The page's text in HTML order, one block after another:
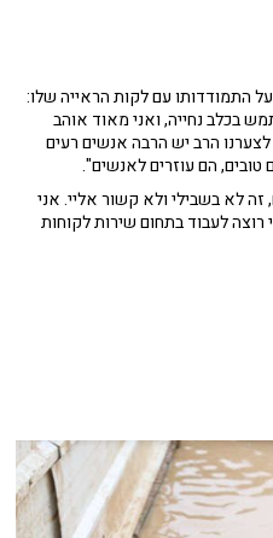
המאזינה שיתף את אבי כץ ב-103fm על התמודדותו עם לקות הראייה שלו:
בכלב נחייה, ואני מאוד אוהב
הרב יש הרבה אנשים רעים
טובים, הם עוזרים לאנשים".
לא בשבילי ולא קשור אליי. אני
לעבוד בתחום שירות לקוחות